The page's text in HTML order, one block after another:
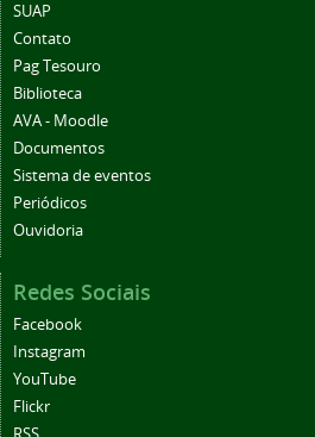
SUAP
Contato
Pag Tesouro
Biblioteca
AVA - Moodle
Documentos
Sistema de eventos
Periódicos
Ouvidoria
Redes Sociais
Facebook
Instagram
YouTube
Flickr